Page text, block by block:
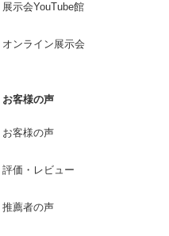
展示会YouTube館
オンライン展示会
お客様の声
お客様の声
評価・レビュー
推薦者の声